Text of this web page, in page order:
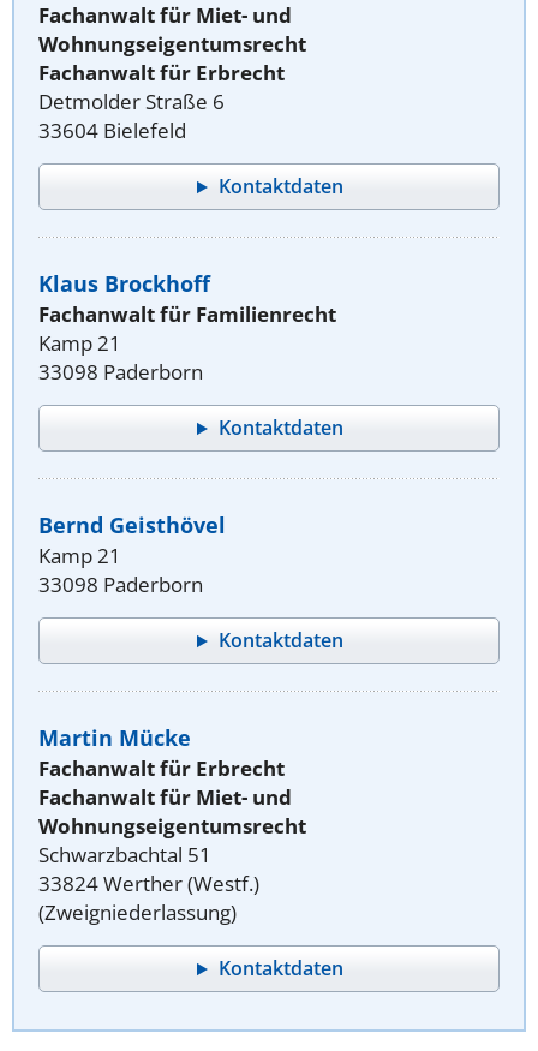
Fachanwalt für Miet- und
Wohnungseigentumsrecht
Fachanwalt für Erbrecht
Detmolder Straße 6
33604 Bielefeld
Kontaktdaten
Klaus Brockhoff
Fachanwalt für Familienrecht
Kamp 21
33098 Paderborn
Kontaktdaten
Bernd Geisthövel
Kamp 21
33098 Paderborn
Kontaktdaten
Martin Mücke
Fachanwalt für Erbrecht
Fachanwalt für Miet- und
Wohnungseigentumsrecht
Schwarzbachtal 51
33824 Werther (Westf.)
(Zweigniederlassung)
Kontaktdaten